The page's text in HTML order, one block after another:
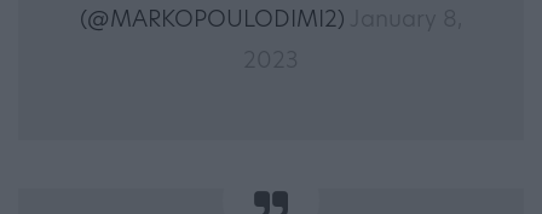
(@MARKOPOULODIMI2)